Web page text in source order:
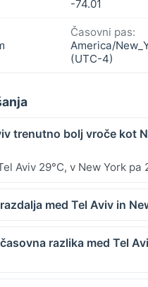
-74.01
Časovni pas:
America/
(UTC-4)
trenutno bolj vroče kot
Aviv 29°C, v New York pa
med Tel Aviv in
razlika med Tel